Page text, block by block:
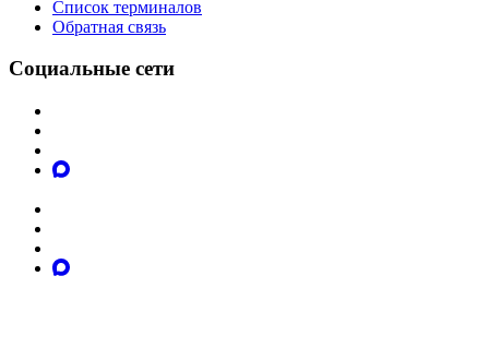
Список терминалов
Обратная связь
Социальные сети